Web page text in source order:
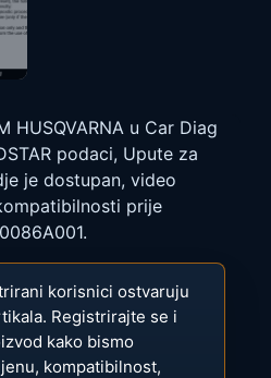
HUSQVARNA u Car Diag
podaci, Upute za
je dostupan, video
prije
korisnici ostvaruju
Registrirajte se i
kako bismo
kompatibilnost,